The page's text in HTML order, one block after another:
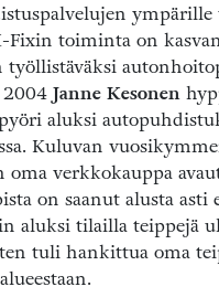
Fixin toiminta on
työllistäväksi
Janne Kesonen
aluksi
Kuluvan
oma verkkokauppa
on saanut alusta
aluksi tilailla teippejä
tuli hankittua oma